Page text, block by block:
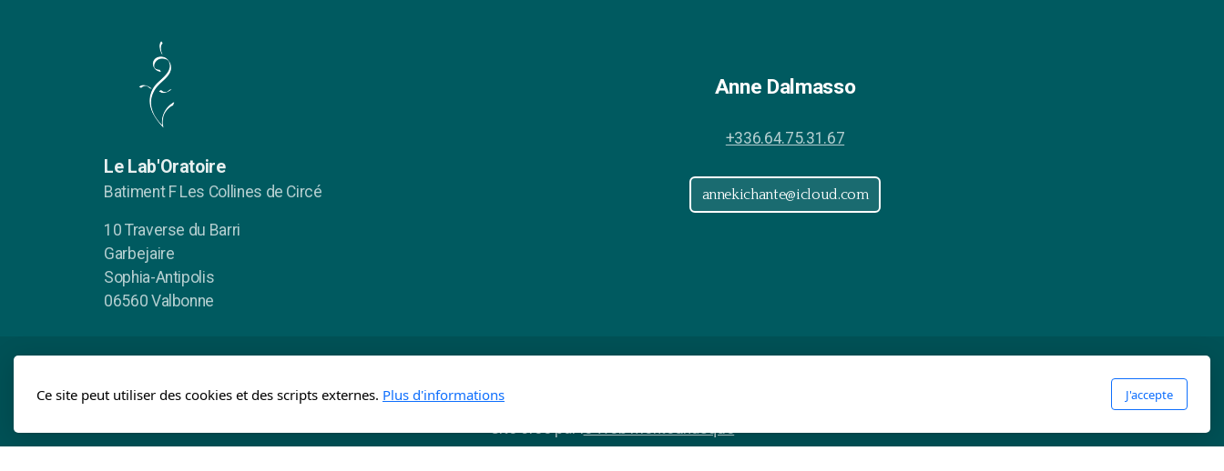
Le Lab'Oratoire
Batiment F Les Collines de Circé
10 Traverse du Barri
Garbejaire
Sophia-Antipolis
06560 Valbonne
Anne Dalmasso
+336.64.75.31.67
annekichante@icloud.com
Site créé par le Web Mentounasque
Ce site peut utiliser des cookies et des scripts externes. Plus d'informations J'accepte